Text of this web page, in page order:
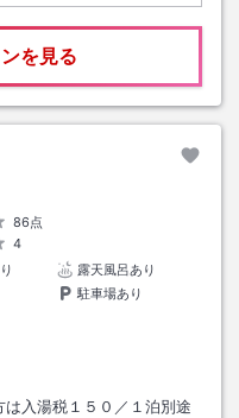
を見る
86点
4
露天風呂あり
駐車場あり
入湯税１５０／１泊別途